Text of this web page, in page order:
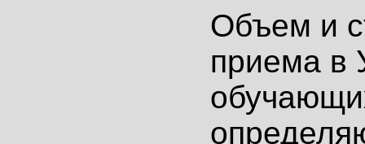
Объем и
приема в